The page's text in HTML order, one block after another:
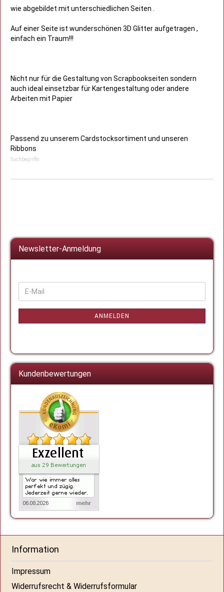
wie abgebildet mit unterschiedlichen Seiten .
Auf einer Seite ist wunderschönen 3D Glitter aufgetragen ,
einfach ein Traum!!!
Nicht nur für die Gestaltung von Scrapbookseiten sondern
auch ideal einsetzbar für Kartengestaltung oder andere
Arbeiten mit Papier
Passend zu unserem Cardstocksortiment und unseren
Ribbons
Suchbegriffe:
Newsletter-Anmeldung
WEITER
ZUR
NEWSLETTER-
E-
Mail
ANMELDEN
Kundenbewertungen
Information
Impressum
Widerrufsrecht & Widerrufsformular